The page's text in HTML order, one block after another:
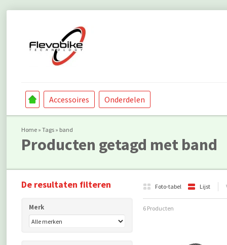
Accessoires Onderdelen
Home » Tags » band
Producten getagd met band
Foto-tabel Lijst
6 Producten
De resultaten filteren
Merk